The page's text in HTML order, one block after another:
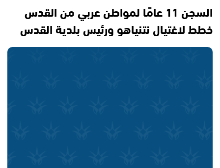
السجن 11 عامًا لمواطن عربي من القدس
خطط لاغتيال نتنياهو ورئيس بلدية القدس